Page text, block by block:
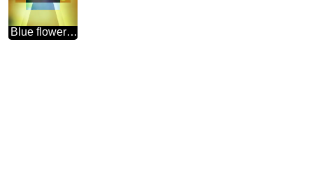
Blue flower fuzzy border frame powerpoint website infographic template banner layout design responsive brochure business